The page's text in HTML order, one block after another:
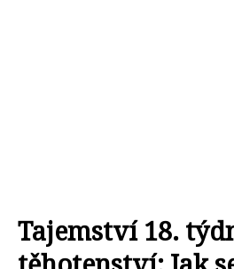
Tajemství 18.